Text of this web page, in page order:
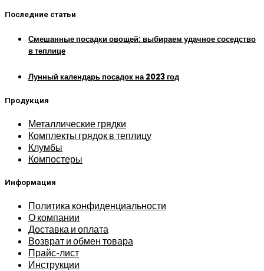
Последние статьи
Смешанные посадки овощей: выбираем удачное соседство
в теплице
Лунный календарь посадок на 2023 год
Продукция
Металлические грядки
Комплекты грядок в теплицу
Клумбы
Компостеры
Информация
Политика конфиденциальности
О компании
Доставка и оплата
Возврат и обмен товара
Прайс-лист
Инструкции